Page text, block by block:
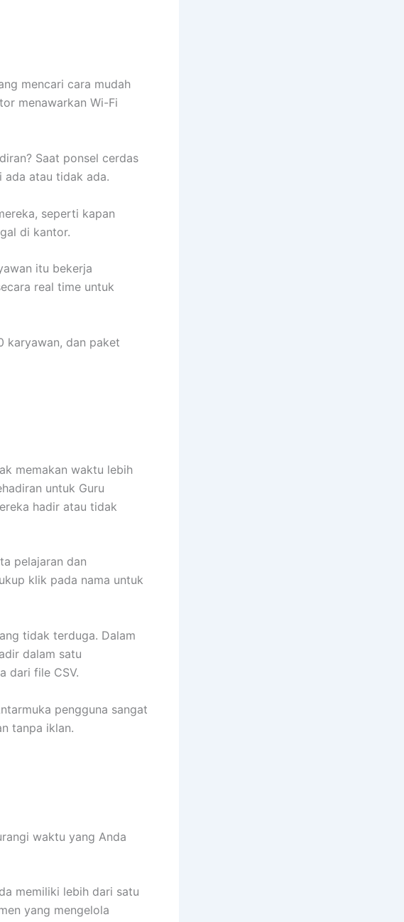
mencari cara mudah
menawarkan Wi-Fi
Saat ponsel cerdas
ada atau tidak ada.
seperti kapan
di kantor.
itu bekerja
real time untuk
karyawan, dan paket
memakan waktu lebih
untuk Guru
hadir atau tidak
pelajaran dan
klik pada nama untuk
tidak terduga. Dalam
dalam satu
dari file CSV.
pengguna sangat
tanpa iklan.
waktu yang Anda
memiliki lebih dari satu
yang mengelola